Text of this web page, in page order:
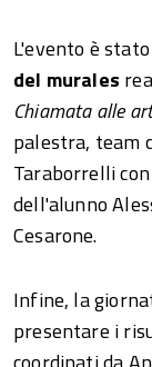
L'evento è
del murales
Chiamata alle
palestra, team
Taraborrelli
dell'alunno
Cesarone.
Infine, la
presentare i